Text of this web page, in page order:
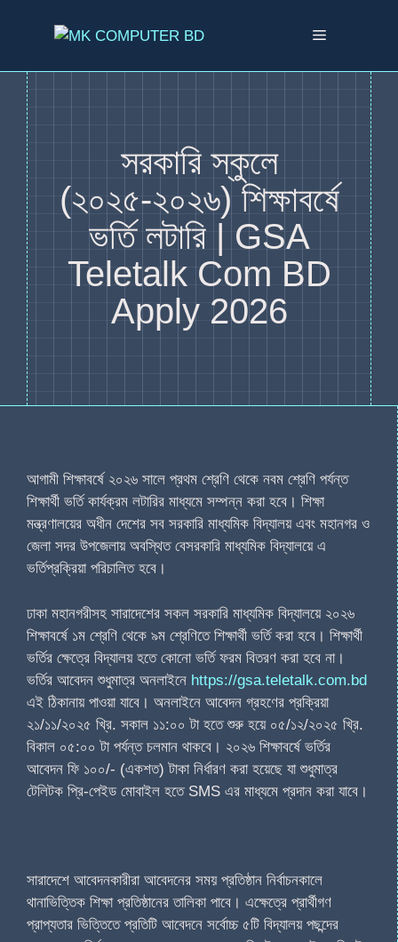
সরকারি স্কুলে
(২০২৫-২০২৬) শিক্ষাবর্ষে
ভর্তি লটারি | GSA
Teletalk Com BD
Apply 2026
আগামী শিক্ষাবর্ষে ২০২৬ সালে প্রথম শ্রেণি থেকে নবম শ্রেণি পর্যন্ত
শিক্ষার্থী ভর্তি কার্যক্রম লটারির মাধ্যমে সম্পন্ন করা হবে। শিক্ষা
মন্ত্রণালয়ের অধীন দেশের সব সরকারি মাধ্যমিক বিদ্যালয় এবং মহানগর ও
জেলা সদর উপজেলায় অবস্থিত বেসরকারি মাধ্যমিক বিদ্যালয়ে এ
ভর্তিপ্রক্রিয়া পরিচালিত হবে।
ঢাকা মহানগরীসহ সারাদেশের সকল সরকারি মাধ্যমিক বিদ্যালয়ে ২০২৬
শিক্ষাবর্ষে ১ম শ্রেণি থেকে ৯ম শ্রেণিতে শিক্ষার্থী ভর্তি করা হবে। শিক্ষার্থী
ভর্তির ক্ষেত্রে বিদ্যালয় হতে কোনো ভর্তি ফরম বিতরণ করা হবে না।
ভর্তির আবেদন শুধুমাত্র অনলাইনে https://gsa.teletalk.com.bd
এই ঠিকানায় পাওয়া যাবে। অনলাইনে আবেদন গ্রহণের প্রক্রিয়া
২১/১১/২০২৫ খ্রি. সকাল ১১:০০ টা হতে শুরু হয়ে ০৫/১২/২০২৫ খ্রি.
বিকাল ০৫:০০ টা পর্যন্ত চলমান থাকবে। ২০২৬ শিক্ষাবর্ষে ভর্তির
আবেদন ফি ১০০/- (একশত) টাকা নির্ধারণ করা হয়েছে যা শুধুমাত্র
টেলিটক প্রি-পেইড মোবাইল হতে SMS এর মাধ্যমে প্রদান করা যাবে।
সারাদেশে আবেদনকারীরা আবেদনের সময় প্রতিষ্ঠান নির্বাচনকালে
থানাভিত্তিক শিক্ষা প্রতিষ্ঠানের তালিকা পাবে। এক্ষেত্রে প্রার্থীগণ
প্রাপ্যতার ভিত্তিতে প্রতিটি আবেদনে সর্বোচ্চ ৫টি বিদ্যালয় পছন্দের